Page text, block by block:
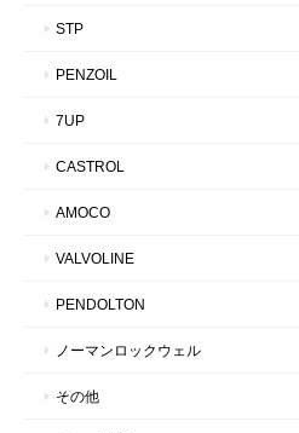
STP
PENZOIL
7UP
CASTROL
AMOCO
VALVOLINE
PENDOLTON
ノーマンロックウェル
その他